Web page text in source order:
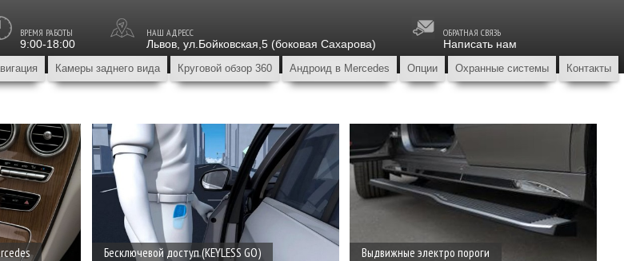
ВРЕМЯ РАБОТЫ
9:00-18:00
НАШ АДРЕСС
Львов ул.Бойковская,5 (боковая Сахарова)
ОБРАТНАЯ СВЯЗЬ
Написать нам
Камеры заднего вида Круговой обзор 360 Андроид в Mercedes Опции Охранные системы Контакты
Бесключевой доступ (KEYLESS GO) Выдвижные электро пороги